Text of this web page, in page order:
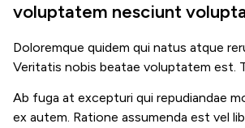
voluptatem nesciunt
Doloremque quidem qui natus atque
Veritatis nobis beatae voluptatem est.
Ab fuga at excepturi qui repudiandae
ex autem. Ratione assumenda est vel